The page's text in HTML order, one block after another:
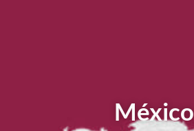
México